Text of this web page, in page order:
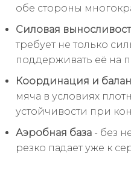
обе стороны
Силовая
требует не только
поддерживать её на
Координация и
мяча в условиях
устойчивости при
Аэробная база - без
резко падает уже к